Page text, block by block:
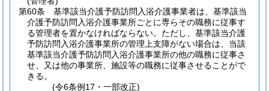
第60条
基準該当介護予防訪問入浴介護事業者は、基準該当
介護予防訪問入浴介護事業所ごとに専らその職務に従事す
る管理者を置かなければならない。 ただし、基準該当介護
予防訪問入浴介護事業所の管理上支障がない場合は、当該
基準該当介護予防訪問入浴介護事業所の他の職務に従事さ
せ、又は他の事業所、施設等の職務に従事させることがで
きる。
(令6条例17・一部改正)